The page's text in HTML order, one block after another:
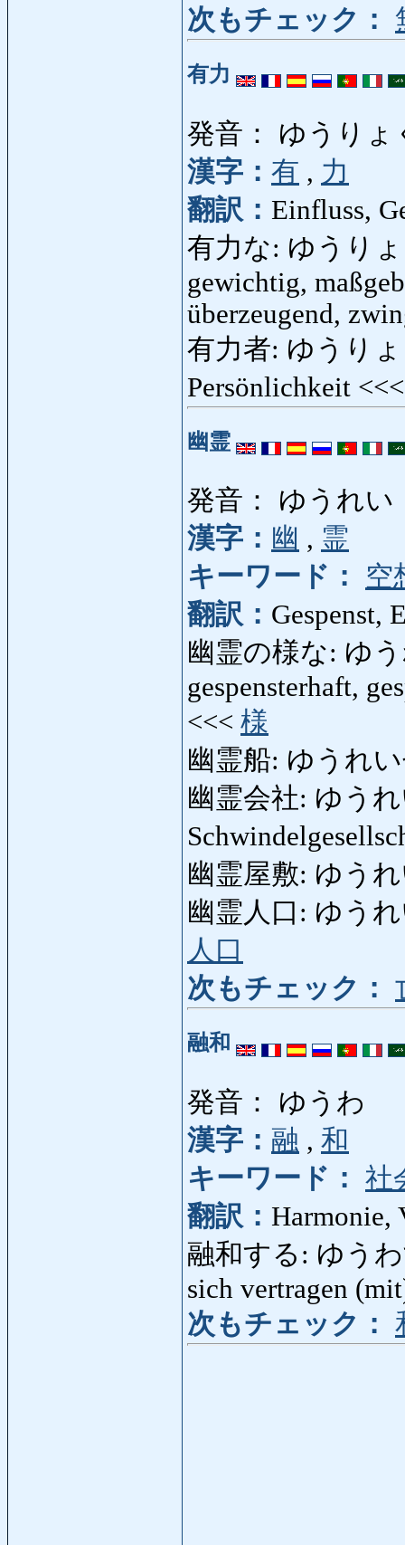
次もチェック：
有力
発音： ゆうりょ
漢字： 有 , 力
翻訳： Einfluss,
有力な: ゆうりょ
gewichtig,
überzeugend,
有力者: ゆうりょ
Persönlichkeit
幽霊
発音： ゆうれい
漢字： 幽 , 霊
キーワード：
空
翻訳： Gespenst,
幽霊の様な: ゆ
gespensterhaft,
<<< 様
幽霊船: ゆうれ
幽霊会社: ゆう
幽霊屋敷: ゆう
幽霊人口: ゆう
人口
次もチェック：
融和
発音： ゆうわ
漢字： 融 , 和
キーワード： 社
翻訳： Harmonie,
融和する: ゆうわ
sich vertragen
次もチェック：